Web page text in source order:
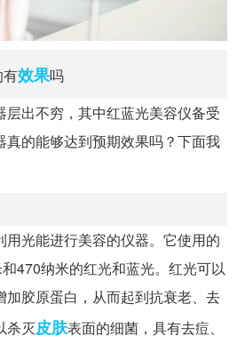
有效果吗
层出不穷，其中红蓝光美容仪备受
真的能够达到预期效果吗？下面我
用光能进行美容的仪器。它使用的
470纳米的红光和蓝光。红光可以
加胶原蛋白，从而起到抗衰老、去
杀灭皮肤表面的细菌，具有去痘、